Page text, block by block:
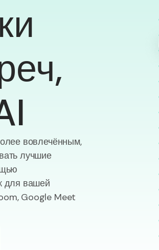
вовлечённым,
лучшие
для вашей
Google Meet